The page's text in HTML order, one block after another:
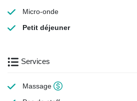
Micro-onde
Petit déjeuner
Services
Massage